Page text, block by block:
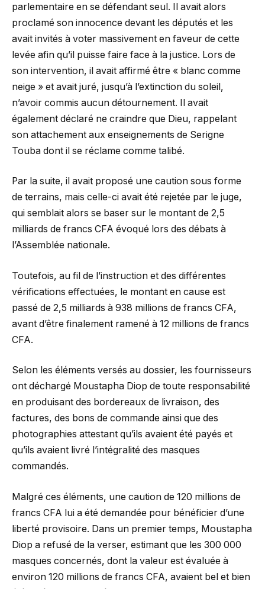
parlementaire en se défendant seul. Il avait alors
proclamé son innocence devant les députés et les
avait invités à voter massivement en faveur de cette
levée afin qu’il puisse faire face à la justice. Lors de
son intervention, il avait affirmé être « blanc comme
neige » et avait juré, jusqu’à l’extinction du soleil,
n’avoir commis aucun détournement. Il avait
également déclaré ne craindre que Dieu, rappelant
son attachement aux enseignements de Serigne
Touba dont il se réclame comme talibé.
Par la suite, il avait proposé une caution sous forme
de terrains, mais celle-ci avait été rejetée par le juge,
qui semblait alors se baser sur le montant de 2,5
milliards de francs CFA évoqué lors des débats à
l’Assemblée nationale.
Toutefois, au fil de l’instruction et des différentes
vérifications effectuées, le montant en cause est
passé de 2,5 milliards à 938 millions de francs CFA,
avant d’être finalement ramené à 12 millions de francs
CFA.
Selon les éléments versés au dossier, les fournisseurs
ont déchargé Moustapha Diop de toute responsabilité
en produisant des bordereaux de livraison, des
factures, des bons de commande ainsi que des
photographies attestant qu’ils avaient été payés et
qu’ils avaient livré l’intégralité des masques
commandés.
Malgré ces éléments, une caution de 120 millions de
francs CFA lui a été demandée pour bénéficier d’une
liberté provisoire. Dans un premier temps, Moustapha
Diop a refusé de la verser, estimant que les 300 000
masques concernés, dont la valeur est évaluée à
environ 120 millions de francs CFA, avaient bel et bien